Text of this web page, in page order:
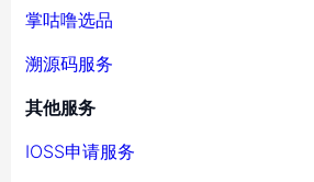
掌咕噜选品
溯源码服务
其他服务
IOSS申请服务